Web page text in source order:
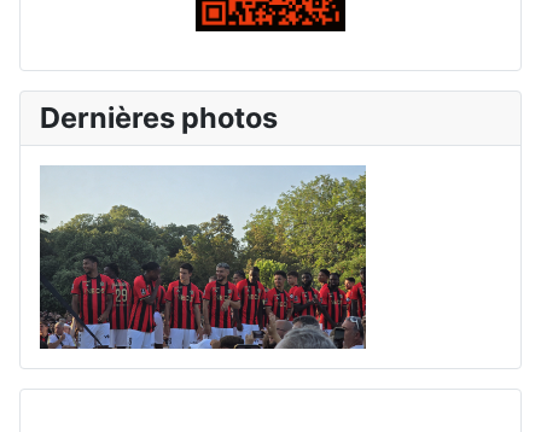
Dernières photos